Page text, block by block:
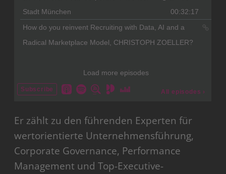
Er zählt zu den führenden Experten für
wertorientierte Unternehmensführung,
Corporate Governance, Performance
Management und Top-Executive-